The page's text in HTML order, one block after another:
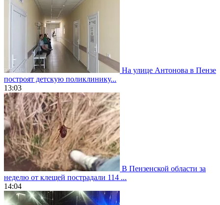
На улице Антонова в Пензе
построят детскую поликлинику...
13:03
В Пензенской области за
неделю от клещей пострадали 114 ...
14:04